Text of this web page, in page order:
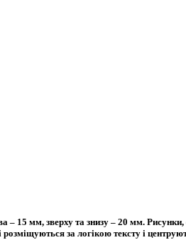
15 мм, зверху та знизу – 20 мм.
за логікою тексту і